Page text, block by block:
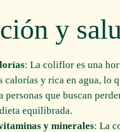
y
: La coliflor es una
calorías y rica en agua, lo
personas que buscan
equilibrada.
y minerales: La